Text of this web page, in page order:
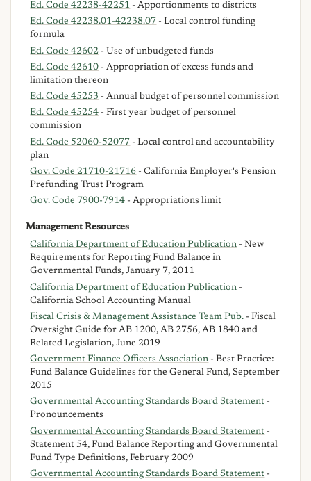
Ed. Code 42238-42251 - Apportionments to districts
Ed. Code 42238.01-42238.07 - Local control funding
formula
Ed. Code 42602 - Use of unbudgeted funds
Ed. Code 42610 - Appropriation of excess funds and
limitation thereon
Ed. Code 45253 - Annual budget of personnel commission
Ed. Code 45254 - First year budget of personnel
commission
Ed. Code 52060-52077 - Local control and accountability
plan
Gov. Code 21710-21716 - California Employer's Pension
Prefunding Trust Program
Gov. Code 7900-7914 - Appropriations limit
Management Resources
California Department of Education Publication - New
Requirements for Reporting Fund Balance in
Governmental Funds, January 7, 2011
California Department of Education Publication -
California School Accounting Manual
Fiscal Crisis & Management Assistance Team Pub. - Fiscal
Oversight Guide for AB 1200, AB 2756, AB 1840 and
Related Legislation, June 2019
Government Finance Officers Association - Best Practice:
Fund Balance Guidelines for the General Fund, September
2015
Governmental Accounting Standards Board Statement -
Pronouncements
Governmental Accounting Standards Board Statement -
Statement 54, Fund Balance Reporting and Governmental
Fund Type Definitions, February 2009
Governmental Accounting Standards Board Statement -